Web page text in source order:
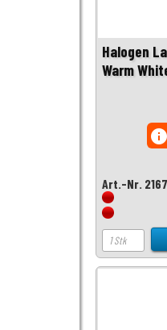
Halogen
Warm
Art.-Nr.